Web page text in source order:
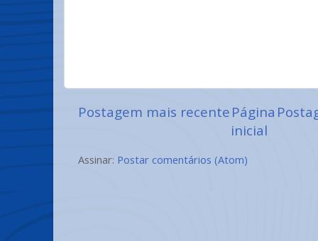
Postagem mais recentePágina
inicial
Assinar: Postar comentários (Atom)